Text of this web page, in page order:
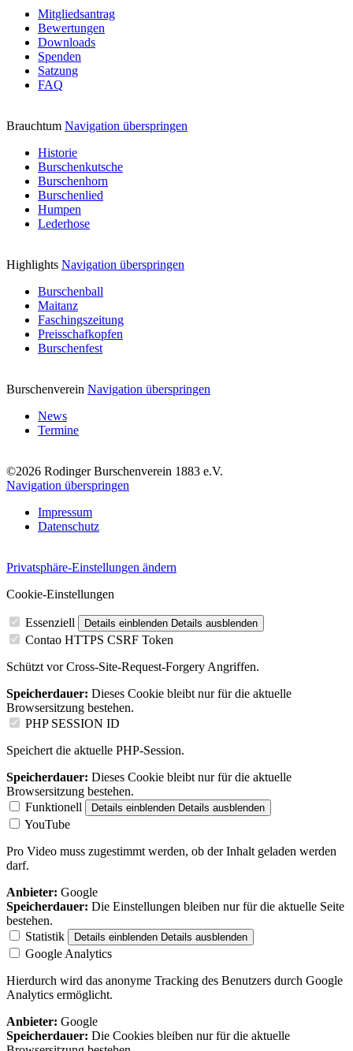
Mitgliedsantrag
Bewertungen
Downloads
Spenden
Satzung
FAQ
Brauchtum Navigation überspringen
Historie
Burschenkutsche
Burschenhorn
Burschenlied
Humpen
Lederhose
Highlights Navigation überspringen
Burschenball
Maitanz
Faschingszeitung
Preisschafkopfen
Burschenfest
Burschenverein Navigation überspringen
News
Termine
©2026 Rodinger Burschenverein 1883 e.V.
Navigation überspringen
Impressum
Datenschutz
Privatsphäre-Einstellungen ändern
Cookie-Einstellungen
Essenziell Details einblenden Details ausblenden
Contao HTTPS CSRF Token
Schützt vor Cross-Site-Request-Forgery Angriffen.
Speicherdauer: Dieses Cookie bleibt nur für die aktuelle
Browsersitzung bestehen.
PHP SESSION ID
Speichert die aktuelle PHP-Session.
Speicherdauer: Dieses Cookie bleibt nur für die aktuelle
Browsersitzung bestehen.
Funktionell
Details einblenden Details ausblenden
YouTube
Pro Video muss zugestimmt werden, ob der Inhalt geladen werden
darf.
Anbieter: Google
Speicherdauer: Die Einstellungen bleiben nur für die aktuelle Seite
bestehen.
Statistik
Details einblenden Details ausblenden
Google Analytics
Hierdurch wird das anonyme Tracking des Benutzers durch Google
Analytics ermöglicht.
Anbieter: Google
Speicherdauer: Die Cookies bleiben nur für die aktuelle